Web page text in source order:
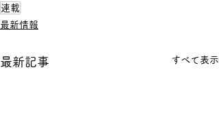
連載
最新情報
最新記事 すべて表示